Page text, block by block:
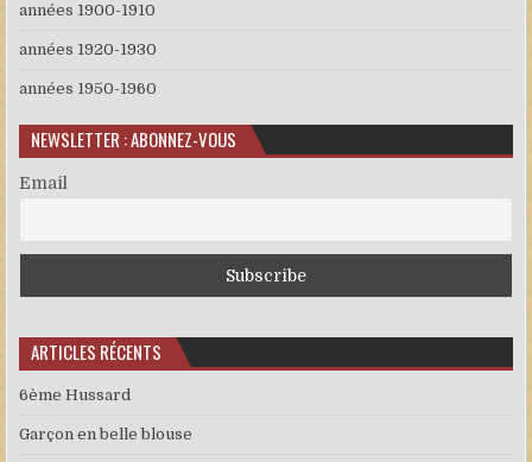
années 1900-1910
années 1920-1930
années 1950-1960
NEWSLETTER : ABONNEZ-VOUS
Email
ARTICLES RÉCENTS
6ème Hussard
Garçon en belle blouse